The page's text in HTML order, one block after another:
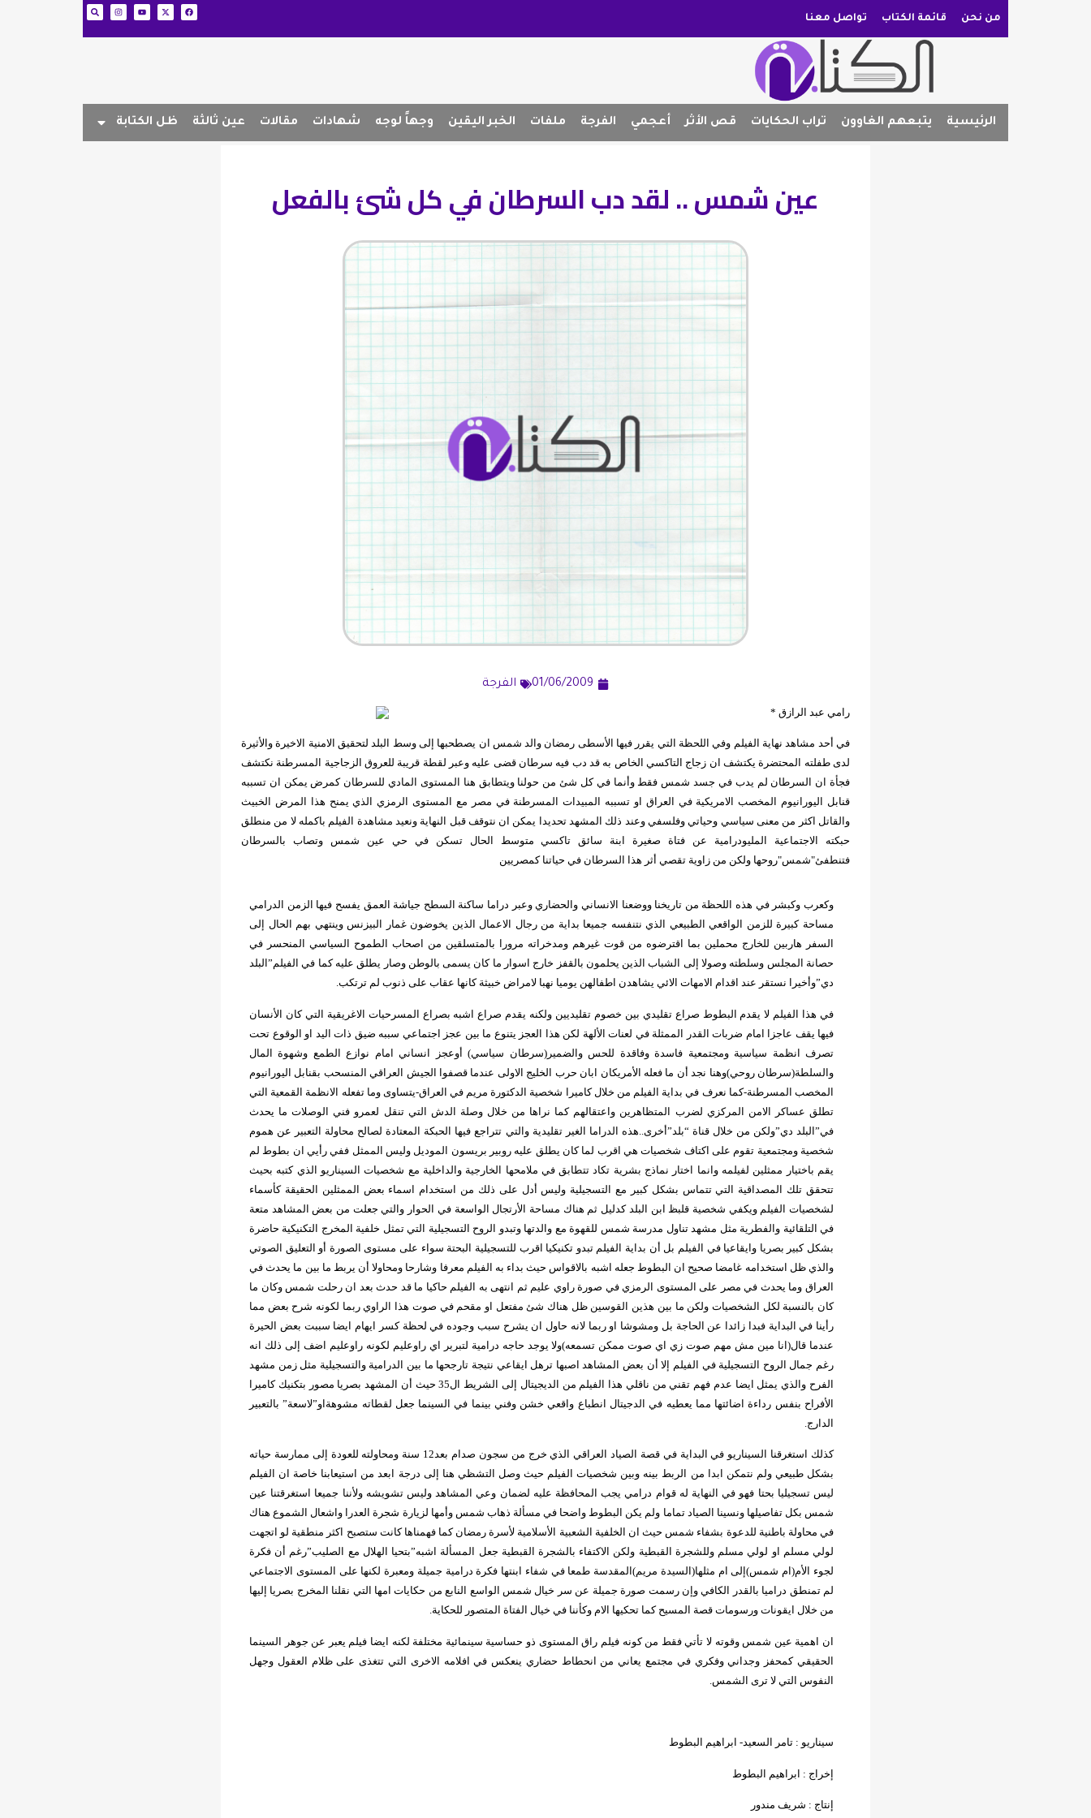
من نحن قائمة الكتاب تواصل معنا
الرئيسية يتبعهم الغاوون تراب الحكايات قص الأثر أعجمي الفرجة ملفات الخبر اليقين وجهاً لوجه شهادات مقالات عين ثالثة ظل الكتابة
عين شمس .. لقد دب السرطان في كل شئ بالفعل
01/06/2009 الفرجة
رامي عبد الرازق *
في أحد مشاهد نهاية الفيلم وفي اللحظة التي يقرر فيها الأسطى رمضان والد شمس ان يصطحبها إلى وسط البلد لتحقيق الامنية الاخيرة والأثيرة
لدى طفلته المحتضرة يكتشف ان زجاج التاكسي الخاص به قد دب فيه سرطان قضى عليه وعبر لقطة قريبة للعروق الزجاجية المسرطنة نكتشف
فجأة ان السرطان لم يدب في جسد شمس فقط وأنما في كل شئ من حولنا ويتطابق هنا المستوى المادي للسرطان كمرض يمكن ان تسببه
قنابل اليورانيوم المخصب الامريكية في العراق او تسببه المبيدات المسرطنة في مصر مع المستوى الرمزي الذي يمنح هذا المرض الخبيث
والقاتل اكثر من معنى سياسي وحياتي وفلسفي وعند ذلك المشهد تحديدا يمكن ان نتوقف قبل النهاية ونعيد مشاهدة الفيلم باكمله لا من منطلق
حبكته الاجتماعية المليودرامية عن فتاة صغيرة ابنة سائق تاكسي متوسط الحال تسكن في حي عين شمس وتصاب بالسرطان
فتنطفئ"شمس"روحها ولكن من زاوية تقصي أثر هذا السرطان في حياتنا كمصريين
وكعرب وكبشر في هذه اللحظة من تاريخنا ووضعنا الانساني والحضاري وعبر دراما ساكنة السطح جياشة العمق يفسح فيها الزمن الدرامي
مساحة كبيرة للزمن الواقعي الطبيعي الذي نتنفسه جميعا بداية من رجال الاعمال الذين يخوضون غمار البيزنس وينتهي بهم الحال إلى
السفر هاربين للخارج محملين بما اقترضوه من قوت غيرهم ومدخراته مرورا بالمتسلقين من اصحاب الطموح السياسي المنحسر في
حصانة المجلس وسلطته وصولا إلى الشباب الذين يحلمون بالقفز خارج اسوار ما كان يسمى بالوطن وصار يطلق عليه كما في الفيلم”البلد
دي”وأخيرا نستقر عند اقدام الامهات الائي يشاهدن اطفالهن يوميا نهبا لامراض خبيثة كانها عقاب على ذنوب لم ترتكب.
في هذا الفيلم لا يقدم البطوط صراع تقليدي بين خصوم تقليديين ولكنه يقدم صراع اشبه بصراع المسرحيات الاغريقية التي كان الأنسان
فيها يقف عاجزا امام ضربات القدر الممثلة في لعنات الألهة لكن هذا العجز يتنوع ما بين عجز اجتماعي سببه ضيق ذات اليد او الوقوع تحت
تصرف انظمة سياسية ومجتمعية فاسدة وفاقدة للحس والضمير(سرطان سياسي) أوعجز انساني امام نوازع الطمع وشهوة المال
والسلطة(سرطان روحي)وهنا نجد أن ما فعله الأمريكان ابان حرب الخليج الاولى عندما قصفوا الجيش العراقي المنسحب بقنابل اليورانيوم
المخصب المسرطنة-كما نعرف في بداية الفيلم من خلال كاميرا شخصية الدكتورة مريم في العراق-يتساوى وما تفعله الانظمة القمعية التي
تطلق عساكر الامن المركزي لضرب المتظاهرين واعتقالهم كما نراها من خلال وصلة الدش التي تنقل لعمرو فني الوصلات ما يحدث
في”البلد دي”ولكن من خلال قناة “بلد”أخرى..هذه الدراما الغير تقليدية والتي تتراجع فيها الحبكة المعتادة لصالح محاولة التعبير عن هموم
شخصية ومجتمعية تقوم على اكتاف شخصيات هي اقرب لما كان يطلق عليه روبير بريسون الموديل وليس الممثل ففي رأيي ان بطوط لم
يقم باختيار ممثلين لفيلمه وانما اختار نماذج بشرية تكاد تتطابق في ملامحها الخارجية والداخلية مع شخصيات السيناريو الذي كتبه بحيث
تتحقق تلك المصداقية التي تتماس بشكل كبير مع التسجيلية وليس أدل على ذلك من استخدام اسماء بعض الممثلين الحقيقة كأسماء
لشخصيات الفيلم ويكفي شخصية قلبظ ابن البلد كدليل ثم هناك مساحة الأرتجال الواسعة في الحوار والتي جعلت من بعض المشاهد متعة
في التلقائية والفطرية مثل مشهد تناول مدرسة شمس للقهوة مع والدتها وتبدو الروح التسجيلية التي تمثل خلفية المخرج التكنيكية حاضرة
بشكل كبير بصريا وايقاعيا في الفيلم بل أن بداية الفيلم تبدو تكنيكيا اقرب للتسجيلية البحتة سواء على مستوى الصورة أو التعليق الصوتي
والذي ظل استخدامه غامضا صحيح ان البطوط جعله اشبه بالاقواس حيث بداء به الفيلم معرفا وشارحا ومحاولا أن يربط ما بين ما يحدث في
العراق وما يحدث في مصر على المستوى الرمزي في صورة راوي عليم ثم انتهى به الفيلم حاكيا ما قد حدث بعد ان رحلت شمس وكان ما
كان بالنسبة لكل الشخصيات ولكن ما بين هذين القوسين ظل هناك شئ مفتعل او مقحم في صوت هذا الراوي ربما لكونه شرح بعض مما
رأينا في البداية فبدا زائدا عن الحاجة بل ومشوشا او ربما لانه حاول ان يشرح سبب وجوده في لحظة كسر ايهام ايضا سببت بعض الحيرة
عندما قال(انا مين مش مهم صوت زي اي صوت ممكن تسمعه)ولا يوجد حاجه درامية لتبرير اي راوعليم لكونه راوعليم اضف إلى ذلك انه
رغم جمال الروح التسجيلية في الفيلم إلا أن بعض المشاهد اصبها ترهل ايقاعي نتيجة تارجحها ما بين الدرامية والتسجيلية مثل زمن مشهد
الفرح والذي يمثل ايضا عدم فهم تقني من ناقلي هذا الفيلم من الديجيتال إلى الشريط ال35 حيث أن المشهد بصريا مصور بتكنيك كاميرا
الأفراح بنفس رداءة اضائتها مما يعطيه في الدجيتال انطباع واقعي خشن وفني بينما في السينما جعل لقطاته مشوهةاو”لاسعة” بالتعبير
الدارج.
كذلك استغرقنا السيناريو في البداية في قصة الصياد العراقي الذي خرج من سجون صدام بعد12 سنة ومحاولته للعودة إلى ممارسة حياته
بشكل طبيعي ولم نتمكن ابدا من الربط بينه وبين شخصيات الفيلم حيث وصل التشظي هنا إلى درجة ابعد من استيعابنا خاصة ان الفيلم
ليس تسجيليا بحتا فهو في النهاية له قوام درامي يجب المحافظة عليه لضمان وعي المشاهد وليس تشويشه ولأننا جميعا استغرقتنا عين
شمس بكل تفاصيلها ونسينا الصياد تماما ولم يكن البطوط واضحا في مسألة ذهاب شمس وأمها لزيارة شجرة العدرا واشعال الشموع هناك
في محاولة باطنية للدعوة بشفاء شمس حيث ان الخلفية الشعبية الأسلامية لأسرة رمضان كما فهمناها كانت ستصبح اكثر منطقية لو اتجهت
لولي مسلم او لولي مسلم وللشجرة القبطية ولكن الاكتفاء بالشجرة القبطية جعل المسألة اشبه”بتحيا الهلال مع الصليب”رغم أن فكرة
لجوء الأم(ام شمس)إلى ام مثلها(السيدة مريم)المقدسة طمعا في شفاء ابنتها فكرة درامية جميلة ومعبرة لكنها على المستوى الاجتماعي
لم تمنطق دراميا بالقدر الكافي وإن رسمت صورة جميلة عن سر خيال شمس الواسع النابع من حكايات امها التي نقلنا المخرج بصريا إليها
من خلال ايقونات ورسومات قصة المسيح كما تحكيها الام وكأننا في خيال الفتاة المتصور للحكاية.
ان اهمية عين شمس وقوته لا تأتي فقط من كونه فيلم راق المستوى ذو حساسية سينمائية مختلفة لكنه ايضا فيلم يعبر عن جوهر السينما
الحقيقي كمحفز وجداني وفكري في مجتمع يعاني من انحطاط حضاري ينعكس في افلامه الاخرى التي تتغذى على ظلام العقول وجهل
النفوس التي لا ترى الشمس.
سيناريو : تامر السعيد- ابراهيم البطوط
إخراج : ابراهيم البطوط
إنتاج : شريف مندور